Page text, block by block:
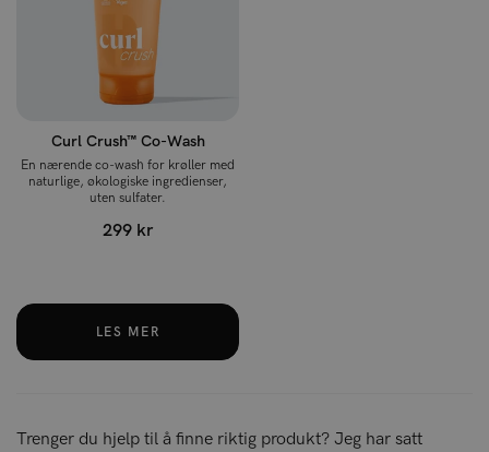
Curl Crush™ Co-Wash
En nærende co-wash for krøller med
naturlige, økologiske ingredienser,
uten sulfater.
299 kr
LES MER
Trenger du hjelp til å finne riktig produkt? Jeg har satt